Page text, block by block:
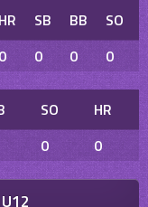
HR SB BB SO
0 0 0 0
SO
HR
0 0